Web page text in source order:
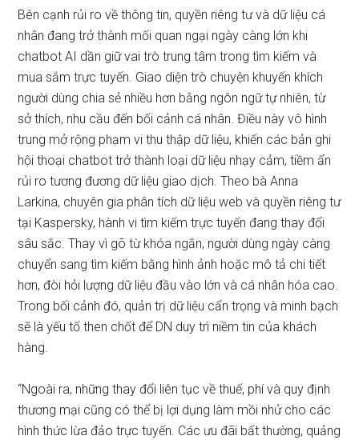
Bên cạnh rủi ro về thông tin, quyền riêng tư và dữ liệu cá
nhân đang trở thành mối quan ngại ngày càng lớn khi
chatbot AI dần giữ vai trò trung tâm trong tìm kiếm và
mua sắm trực tuyến. Giao diện trò chuyện khuyến khích
người dùng chia sẻ nhiều hơn bằng ngôn ngữ tự nhiên, từ
sở thích, nhu cầu đến bối cảnh cá nhân. Điều này vô hình
trung mở rộng phạm vi thu thập dữ liệu, khiến các bản ghi
hội thoại chatbot trở thành loại dữ liệu nhạy cảm, tiềm ẩn
rủi ro tương đương dữ liệu giao dịch. Theo bà Anna
Larkina, chuyên gia phân tích dữ liệu web và quyền riêng tư
tại Kaspersky, hành vi tìm kiếm trực tuyến đang thay đổi
sâu sắc. Thay vì gõ từ khóa ngắn, người dùng ngày càng
chuyển sang tìm kiếm bằng hình ảnh hoặc mô tả chi tiết
hơn, đòi hỏi lượng dữ liệu đầu vào lớn và cá nhân hóa cao.
Trong bối cảnh đó, quản trị dữ liệu cẩn trọng và minh bạch
sẽ là yếu tố then chốt để DN duy trì niềm tin của khách
hàng.
“Ngoài ra, những thay đổi liên tục về thuế, phí và quy định
thương mại cũng có thể bị lợi dụng làm mồi nhử cho các
hình thức lừa đảo trực tuyến. Các ưu đãi bất thường, quảng